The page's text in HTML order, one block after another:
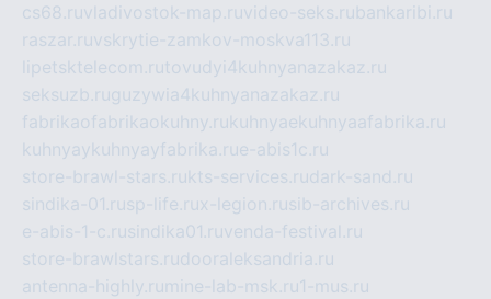
cs68.ruvladivostok-map.ruvideo-seks.rubankaribi.ru
raszar.ruvskrytie-zamkov-moskva113.ru
lipetsktelecom.rutovudyi4kuhnyanazakaz.ru
seksuzb.ruguzywia4kuhnyanazakaz.ru
fabrikaofabrikaokuhny.rukuhnyaekuhnyaafabrika.ru
kuhnyaykuhnyayfabrika.rue-abis1c.ru
store-brawl-stars.rukts-services.rudark-sand.ru
sindika-01.rusp-life.rux-legion.rusib-archives.ru
e-abis-1-c.rusindika01.ruvenda-festival.ru
store-brawlstars.rudooraleksandria.ru
antenna-highly.ru mine-lab-msk.ru1-mus.ru